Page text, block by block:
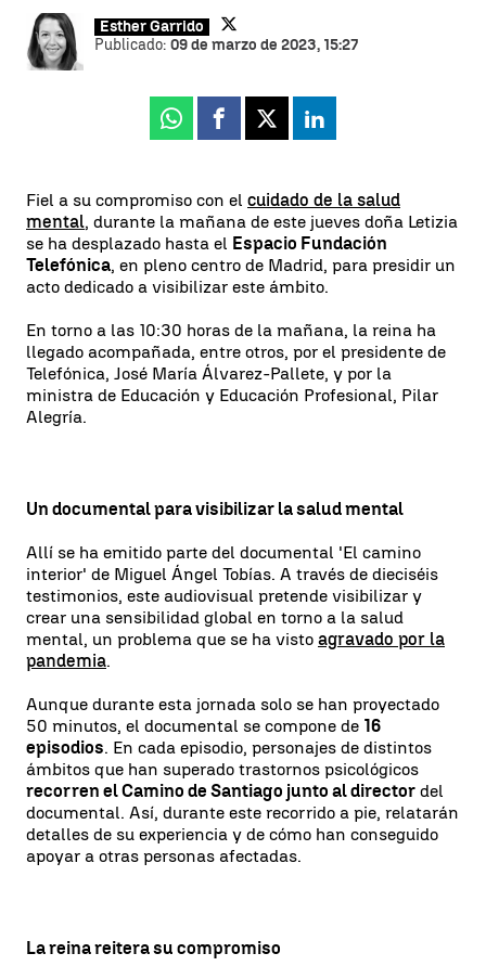
Esther Garrido
Publicado: 09 de marzo de 2023, 15:27
Whatsapp
Facebook
X Linkedin
Fiel a su compromiso con el cuidado de la salud
mental, durante la mañana de este jueves doña Letizia
se ha desplazado hasta el Espacio Fundación
Telefónica, en pleno centro de Madrid, para presidir un
acto dedicado a visibilizar este ámbito.
En torno a las 10:30 horas de la mañana, la reina ha
llegado acompañada, entre otros, por el presidente de
Telefónica, José María Álvarez-Pallete, y por la
ministra de Educación y Educación Profesional, Pilar
Alegría.
Un documental para visibilizar la salud mental
Allí se ha emitido parte del documental 'El camino
interior' de Miguel Ángel Tobías. A través de dieciséis
testimonios, este audiovisual pretende visibilizar y
crear una sensibilidad global en torno a la salud
mental, un problema que se ha visto agravado por la
pandemia.
Aunque durante esta jornada solo se han proyectado
50 minutos, el documental se compone de 16
episodios. En cada episodio, personajes de distintos
ámbitos que han superado trastornos psicológicos
recorren el Camino de Santiago junto al director del
documental. Así, durante este recorrido a pie, relatarán
detalles de su experiencia y de cómo han conseguido
apoyar a otras personas afectadas.
La reina reitera su compromiso